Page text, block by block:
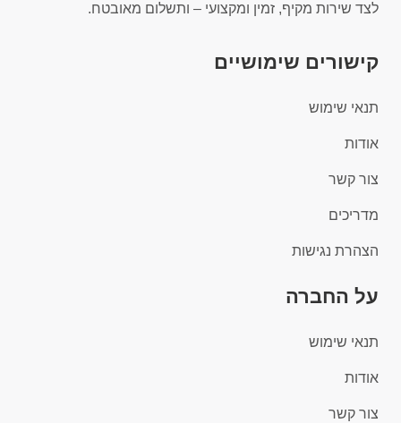
לצד שירות מקיף, זמין ומקצועי – ותשלום מאובטח.
קישורים שימושיים
תנאי שימוש
אודות
צור קשר
מדריכים
הצהרת נגישות
על החברה
תנאי שימוש
אודות
צור קשר